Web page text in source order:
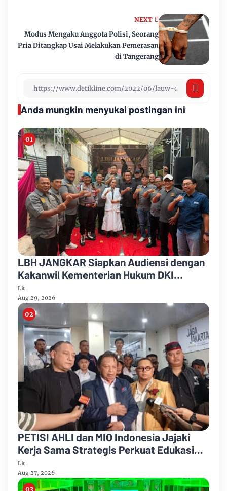
NEXT
Modus Mengaku Anggota Polisi, Seorang
Pria Ditangkap Usai Melakukan Pemerasan
di Tangerang
Anda mungkin menyukai postingan ini
LBH JANGKAR Siapkan Audiensi dengan
Kakanwil Kementerian Hukum DKI
Jakarta
Lk
Aug 29, 2026
PETISI AHLI dan MIO Indonesia Jajaki
Kerja Sama Strategis Perkuat Edukasi
Hukum bagi Masyarakat
Lk
Aug 27, 2026